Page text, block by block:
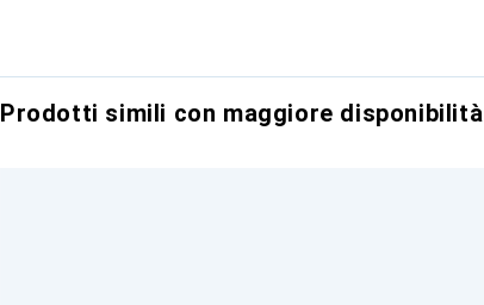
Prodotti simili con maggiore disponibilità